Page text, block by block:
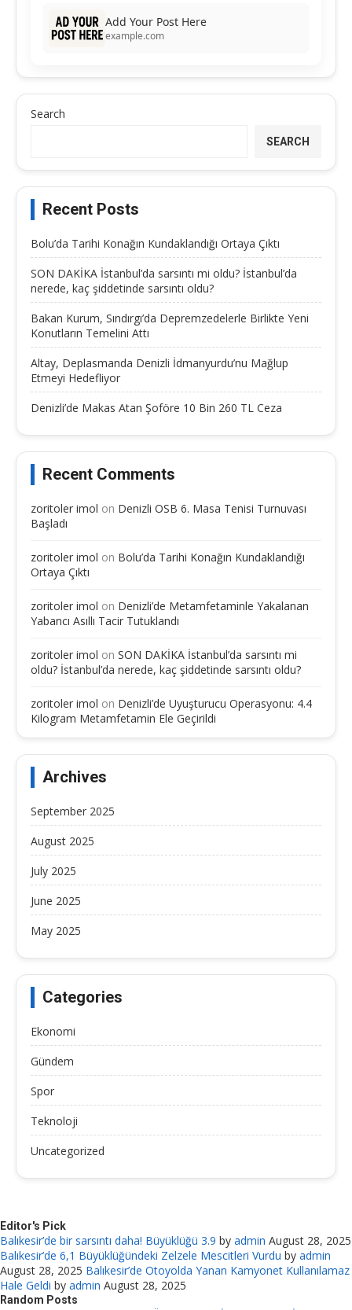
Add Your Post Here
example.com
Search
SEARCH
Recent Posts
Bolu’da Tarihi Konağın Kundaklandığı Ortaya Çıktı
SON DAKİKA İstanbul’da sarsıntı mi oldu? İstanbul’da
nerede, kaç şiddetinde sarsıntı oldu?
Bakan Kurum, Sındırgı’da Depremzedelerle Birlikte Yeni
Konutların Temelini Attı
Altay, Deplasmanda Denizli İdmanyurdu’nu Mağlup
Etmeyi Hedefliyor
Denizli’de Makas Atan Şoföre 10 Bin 260 TL Ceza
Recent Comments
zoritoler imol on Denizli OSB 6. Masa Tenisi Turnuvası
Başladı
zoritoler imol on Bolu’da Tarihi Konağın Kundaklandığı
Ortaya Çıktı
zoritoler imol on Denizli’de Metamfetaminle Yakalanan
Yabancı Asıllı Tacir Tutuklandı
zoritoler imol on SON DAKİKA İstanbul’da sarsıntı mi
oldu? İstanbul’da nerede, kaç şiddetinde sarsıntı oldu?
zoritoler imol on Denizli’de Uyuşturucu Operasyonu: 4.4
Kilogram Metamfetamin Ele Geçirildi
Archives
September 2025
August 2025
July 2025
June 2025
May 2025
Categories
Ekonomi
Gündem
Spor
Teknoloji
Uncategorized
Editor's Pick
Balıkesir’de bir sarsıntı daha! Büyüklüğü 3.9 by admin August 28, 2025
Balıkesir’de 6,1 Büyüklüğündeki Zelzele Mescitleri Vurdu by admin
August 28, 2025 Balıkesir’de Otoyolda Yanan Kamyonet Kullanılamaz
Hale Geldi by admin August 28, 2025
Random Posts